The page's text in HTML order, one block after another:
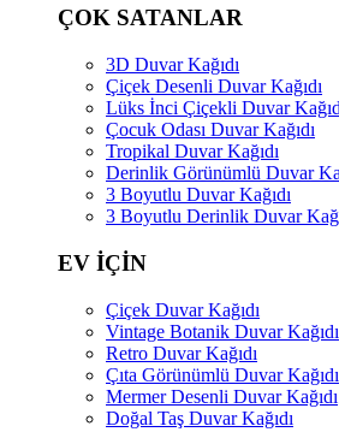
ÇOK SATANLAR
3D Duvar Kağıdı
Çiçek Desenli Duvar Kağıdı
Lüks İnci Çiçekli Duvar
Çocuk Odası Duvar Kağıdı
Tropikal Duvar Kağıdı
Derinlik Görünümlü Duvar
3 Boyutlu Duvar Kağıdı
3 Boyutlu Derinlik Duvar
EV İÇİN
Çiçek Duvar Kağıdı
Vintage Botanik Duvar Kağıdı
Retro Duvar Kağıdı
Çıta Görünümlü Duvar Kağıdı
Mermer Desenli Duvar Kağıdı
Doğal Taş Duvar Kağıdı